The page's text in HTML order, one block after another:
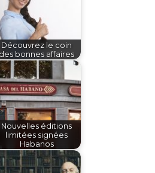
Découvrez le coin
des bonnes affaires
Nouvelles éditions
limitées signées
Habanos